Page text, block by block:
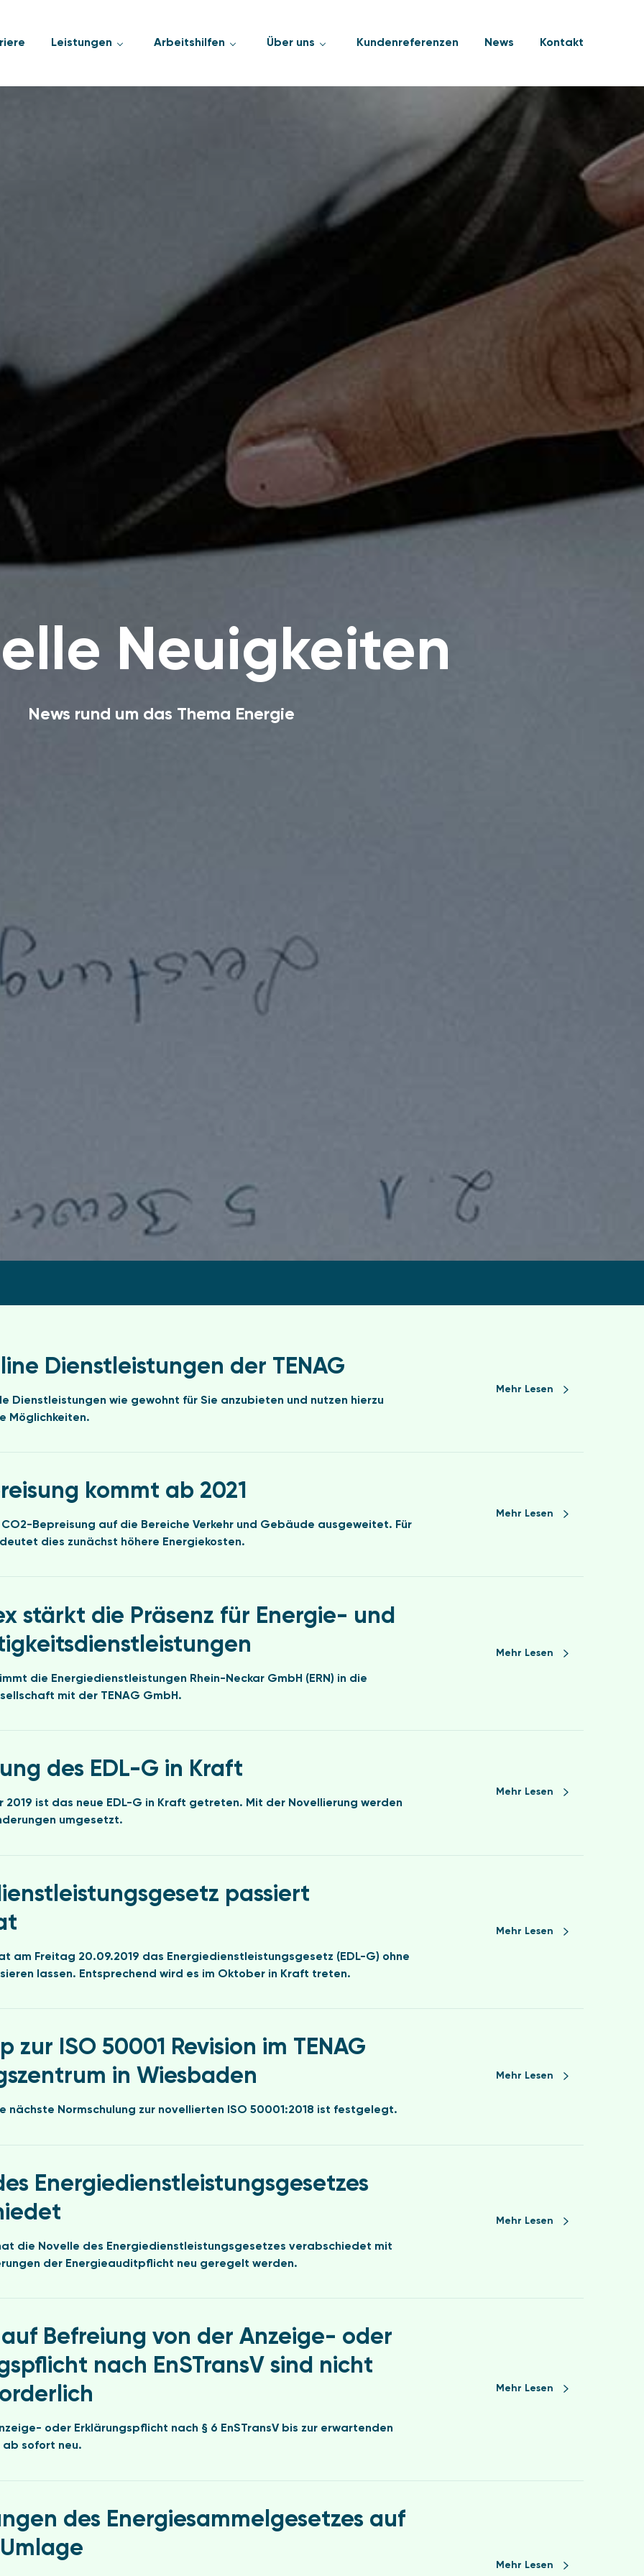
Leistungen Arbeitshilfen Über uns Kundenreferenzen News Kontakt
Neuigkeiten
News rund um das Thema Energie
Dienstleistungen der TENAG
Dienstleistungen wie gewohnt für Sie anzubieten und nutzen hierzu
Möglichkeiten.
Mehr Lesen
kommt ab 2021
Bepreisung auf die Bereiche Verkehr und Gebäude ausgeweitet. Für
dies zunächst höhere Energiekosten.
Mehr Lesen
stärkt die Präsenz für Energie- und
die Energiedienstleistungen Rhein-Neckar GmbH (ERN) in die
mit der TENAG GmbH.
Mehr Lesen
des EDL-G in Kraft
2019 ist das neue EDL-G in Kraft getreten. Mit der Novellierung werden
umgesetzt.
Mehr Lesen
passiert
am Freitag 20.09.2019 das Energiedienstleistungsgesetz (EDL-G) ohne
lassen. Entsprechend wird es im Oktober in Kraft treten.
Mehr Lesen
zur ISO 50001 Revision im TENAG
in Wiesbaden
nächste Normschulung zur novellierten ISO 50001:2018 ist festgelegt.
Mehr Lesen
Energiedienstleistungsgesetzes
die Novelle des Energiedienstleistungsgesetzes verabschiedet mit
der Energieauditpflicht neu geregelt werden.
Mehr Lesen
Befreiung von der Anzeige- oder
nach EnSTransV sind nicht
oder Erklärungspflicht nach § 6 EnSTransV bis zur erwartenden
ab sofort neu.
Mehr Lesen
des Energiesammelgesetzes auf
Mehr Lesen